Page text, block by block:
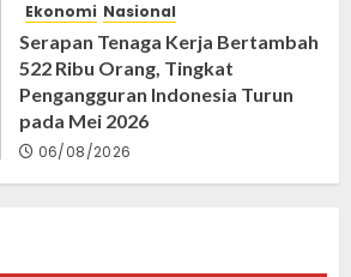
Ekonomi Nasional
Serapan Tenaga Kerja Bertambah
522 Ribu Orang, Tingkat
Pengangguran Indonesia Turun
pada Mei 2026
06/08/2026